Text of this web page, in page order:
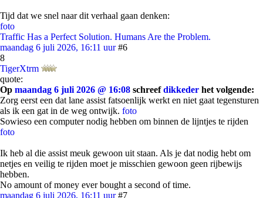
Tijd dat we snel naar dit verhaal gaan denken:
foto
Traffic Has a Perfect Solution. Humans Are the Problem.
maandag 6 juli 2026, 16:11 uur #6
8
TigerXtrm
quote:
Op maandag 6 juli 2026 @ 16:08 schreefdikkeder het volgende:
Zorg eerst een dat lane assist fatsoenlijk werkt en niet gaat tegensturen
als ik een gat in de weg ontwijk. foto
Sowieso een computer nodig hebben om binnen de lijntjes te rijden
foto
Ik heb al die assist meuk gewoon uit staan. Als je dat nodig hebt om
netjes en veilig te rijden moet je misschien gewoon geen rijbewijs
hebben.
No amount of money ever bought a second of time.
maandag 6 juli 2026, 16:11 uur #7